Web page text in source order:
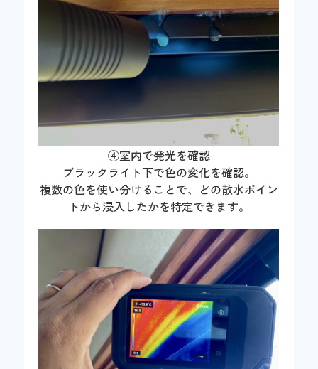
④室内で発光を確認
ブラックライト下で色の変化を確認。
複数の色を使い分けることで、どの散水ポイン
トから浸入したかを特定できます。